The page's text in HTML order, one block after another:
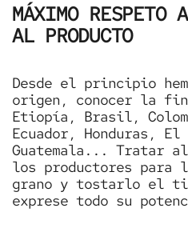
MÁXIMO RESPETO
AL PRODUCTO
Desde el principio
origen, conocer la
Etiopía, Brasil,
Ecuador, Honduras, El
Guatemala... Tratar
los productores para
grano y tostarlo el
exprese todo su